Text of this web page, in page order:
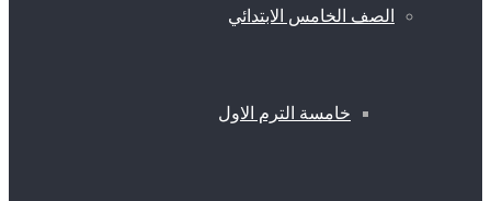
الصف الخامس الابتدائي
خامسة الترم الاول